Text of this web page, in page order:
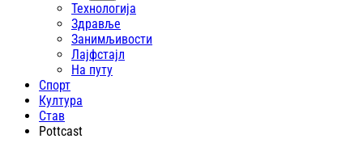
Технологија
Здравље
Занимљивости
Лајфстajл
На путу
Спорт
Култура
Став
Pottcast